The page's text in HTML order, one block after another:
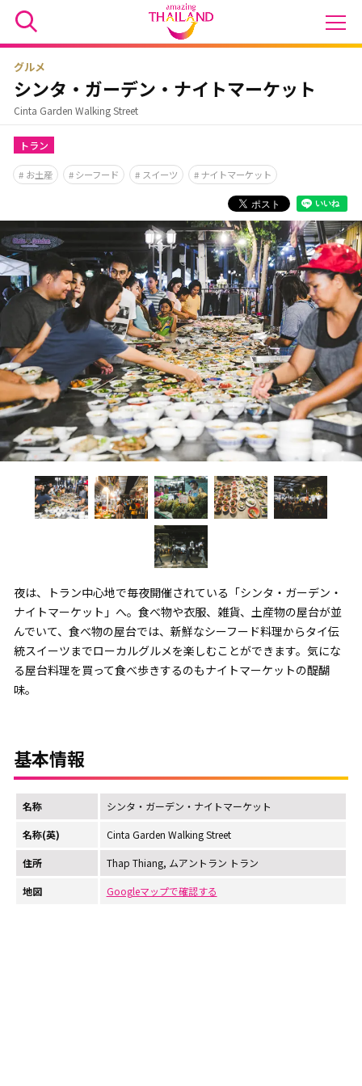
グルメ
シンタ・ガーデン・ナイトマーケット
Cinta Garden Walking Street
トラン
お土産 シーフード スイーツ ナイトマーケット
夜は、トラン中心地で毎夜開催されている「シンタ・ガーデン・
ナイトマーケット」へ。食べ物や衣服、雑貨、土産物の屋台が並
んでいて、食べ物の屋台では、新鮮なシーフード料理からタイ伝
統スイーツまでローカルグルメを楽しむことができます。気にな
る屋台料理を買って食べ歩きするのもナイトマーケットの醍醐
味。
基本情報
名称 シンタ・ガーデン・ナイトマーケット
名称(英) Cinta Garden Walking Street
住所 Thap Thiang, ムアントラン トラン
地図 Googleマップで確認する